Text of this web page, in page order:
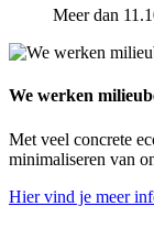
Meer dan
We werken
Met veel concrete
minimaliseren van
Hier vind je meer